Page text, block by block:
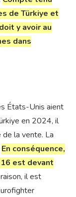
de Türkiye et
y avoir au
dans
États-Unis aient
en 2024, il
de la vente. La
En conséquence,
est devant
il est